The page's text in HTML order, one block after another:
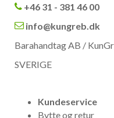
+46 31 - 381 46 00
info@kungreb.dk
Barahandtag AB /
SVERIGE
Kundeservice
Bytte og retur